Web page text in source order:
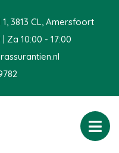
3813 CL, Amersfoort
Za 10:00 - 17:00